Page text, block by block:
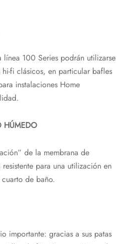
línea 100 Series podrán utilizarse
hi-fi clásicos, en particular bafles
instalaciones Home
HÚMEDO
de la membrana de
para una utilización en
de baño.
importante: gracias a sus patas